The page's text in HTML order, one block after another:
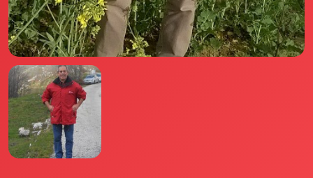
Facebook
YouTube
Instagram
TikTok